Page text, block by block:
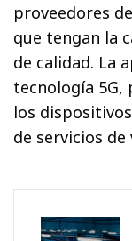
proveedores
que tengan la
de calidad. La
tecnología
los
de servicios